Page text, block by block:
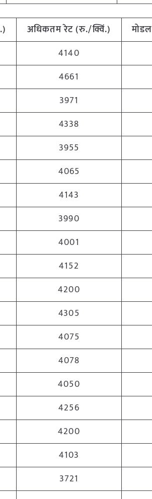
.) अधिकतमरेट(रु./क्विं.) मोडल
4140
4661
3971
4338
3955
4065
4143
3990
4001
4152
4200
4305
4075
4078
4050
4256
4200
4103
3721